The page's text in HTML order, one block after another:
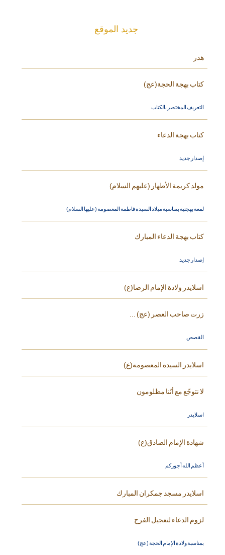
جديد الموقع
هدر
كتاب بهجة الحجة(عج)
التعريف المختصر بالكتاب
كتاب بهجة الدعاء
إصدار جديد
مولد كريمة الأطهار (عليهم السلام)
لمعة بهجتية بمناسبة ميلاد السيدة فاطمة المعصومة (عليها السلام)
كتاب بهجة الدعاء المبارك
إصدار جديد
اسلايدر ولادة الإمام الرضا(ع)
زرت صاحب العصر (عج) ...
القصص
اسلايدر السيدة المعصومة(ع)
لا نتوجّع مع أنّنا مظلومون
اسلايدر
شهادة الإمام الصادق(ع)
أعظم الله أجوركم
اسلايدر مسجد جمكران المبارك
لزوم الدعاء لتعجيل الفرج
بمناسبة ولادة الإمام الحجة (عج)